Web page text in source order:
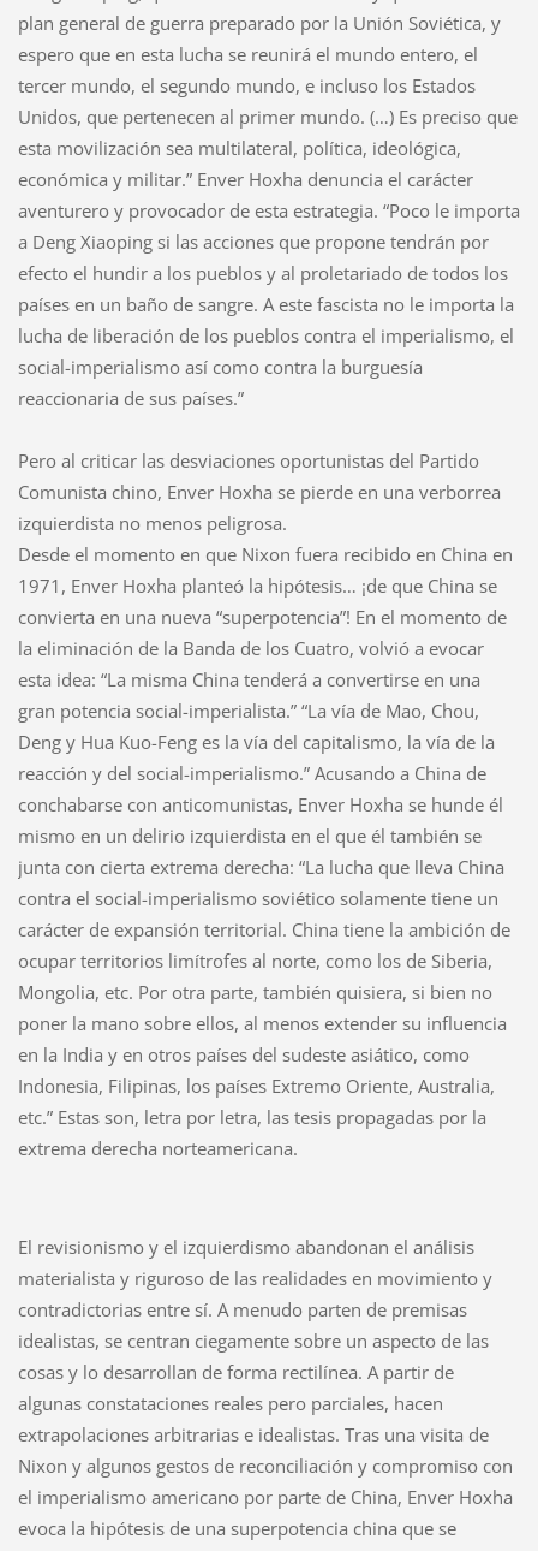
plan general de guerra preparado por la Unión Soviética, y
espero que en esta lucha se reunirá el mundo entero, el
tercer mundo, el segundo mundo, e incluso los Estados
Unidos, que pertenecen al primer mundo. (…) Es preciso que
esta movilización sea multilateral, política, ideológica,
económica y militar.” Enver Hoxha denuncia el carácter
aventurero y provocador de esta estrategia. “Poco le importa
a Deng Xiaoping si las acciones que propone tendrán por
efecto el hundir a los pueblos y al proletariado de todos los
países en un baño de sangre. A este fascista no le importa la
lucha de liberación de los pueblos contra el imperialismo, el
social-imperialismo así como contra la burguesía
reaccionaria de sus países.”
Pero al criticar las desviaciones oportunistas del Partido
Comunista chino, Enver Hoxha se pierde en una verborrea
izquierdista no menos peligrosa.
Desde el momento en que Nixon fuera recibido en China en
1971, Enver Hoxha planteó la hipótesis… ¡de que China se
convierta en una nueva “superpotencia”! En el momento de
la eliminación de la Banda de los Cuatro, volvió a evocar
esta idea: “La misma China tenderá a convertirse en una
gran potencia social-imperialista.” “La vía de Mao, Chou,
Deng y Hua Kuo-Feng es la vía del capitalismo, la vía de la
reacción y del social-imperialismo.” Acusando a China de
conchabarse con anticomunistas, Enver Hoxha se hunde él
mismo en un delirio izquierdista en el que él también se
junta con cierta extrema derecha: “La lucha que lleva China
contra el social-imperialismo soviético solamente tiene un
carácter de expansión territorial. China tiene la ambición de
ocupar territorios limítrofes al norte, como los de Siberia,
Mongolia, etc. Por otra parte, también quisiera, si bien no
poner la mano sobre ellos, al menos extender su influencia
en la India y en otros países del sudeste asiático, como
Indonesia, Filipinas, los países Extremo Oriente, Australia,
etc.” Estas son, letra por letra, las tesis propagadas por la
extrema derecha norteamericana.
El revisionismo y el izquierdismo abandonan el análisis
materialista y riguroso de las realidades en movimiento y
contradictorias entre sí. A menudo parten de premisas
idealistas, se centran ciegamente sobre un aspecto de las
cosas y lo desarrollan de forma rectilínea. A partir de
algunas constataciones reales pero parciales, hacen
extrapolaciones arbitrarias e idealistas. Tras una visita de
Nixon y algunos gestos de reconciliación y compromiso con
el imperialismo americano por parte de China, Enver Hoxha
evoca la hipótesis de una superpotencia china que se